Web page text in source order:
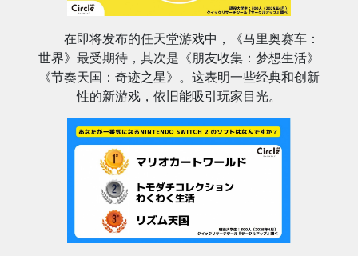
在即将发布的任天堂游戏中，《马里奥赛车：
世界》最受期待，其次是《朋友收集：梦想生活》
《节奏天国：奇迹之星》。这表明一些经典和创新
性的新游戏，依旧能吸引玩家目光。